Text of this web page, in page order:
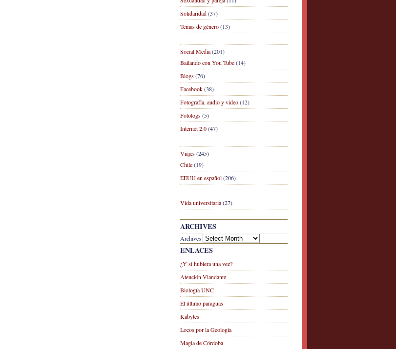
Solidaridad(37)
Temas de género(13)
Social Media(201)
Bailando con You Tube(14)
Blogs(76)
Facebook(38)
Fotografía, audio y video(12)
Fotologs(5)
Internet 2.0(47)
Viajes(245)
Chile(19)
EEUU en español(206)
Vida universitaria(27)
ARCHIVES
Archives
ENLACES
¿Y si hubiera una vez?
Atención Viandante
Biología UNC
El último paraguas
Kabytes
Locos por la Geología
Magia de Córdoba